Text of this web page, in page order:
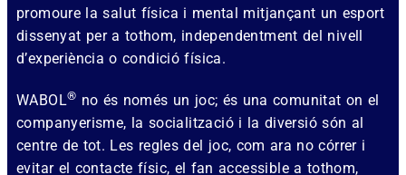
promoure la salut física i mental mitjançant un esport
dissenyat per a tothom, independentment del nivell
d’experiència o condició física.
WABOL® no és només un joc; és una comunitat on el
companyerisme, la socialització i la diversió són al
centre de tot. Les regles del joc, com ara no córrer i
evitar el contacte físic, el fan accessible a tothom,